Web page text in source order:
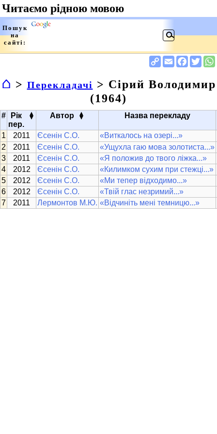
⌂ > Перекладачі > Сірий Володимир
(1964)
#
Рік
пер.
▴
▾ Автор ▴
▾ Назва перекладу
2011 Єсенін С.О.
«Виткалось на озері...»
2011
Єсенін С.О.
«Ущухла гаю мова золотиста...»
2011
Єсенін С.О.
«Я положив до твого ліжка...»
2012
Єсенін С.О.
«Килимком сухим при стежці...»
2012
Єсенін С.О.
«Ми тепер відходимо...»
2012
Єсенін С.О.
«Твій глас незримий...»
2011
Лермонтов М.Ю. «Відчиніть мені темницю...»